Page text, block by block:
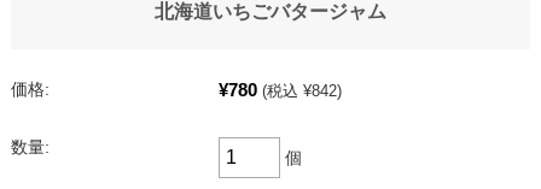
北海道いちごバタージャム
価格: ¥780 (税込 ¥842)
数量:
個